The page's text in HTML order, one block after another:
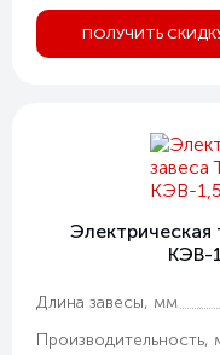
ПОЛУЧИТЬ
Электрическая
КЭВ-
Длина завесы, мм
Производительность,